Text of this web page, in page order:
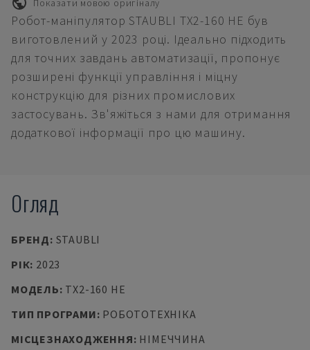
Робот-маніпулятор STAUBLI TX2-160 HE був
виготовлений у 2023 році. Ідеально підходить
для точних завдань автоматизації, пропонує
розширені функції управління і міцну
конструкцію для різних промислових
застосувань. Зв'яжіться з нами для отримання
додаткової інформації про цю машину.
Огляд
БРЕНД: STAUBLI
РІК: 2023
МОДЕЛЬ: TX2-160 HE
ТИП ПРОГРАМИ: РОБОТОТЕХНІКА
МІСЦЕЗНАХОДЖЕННЯ: НІМЕЧЧИНА